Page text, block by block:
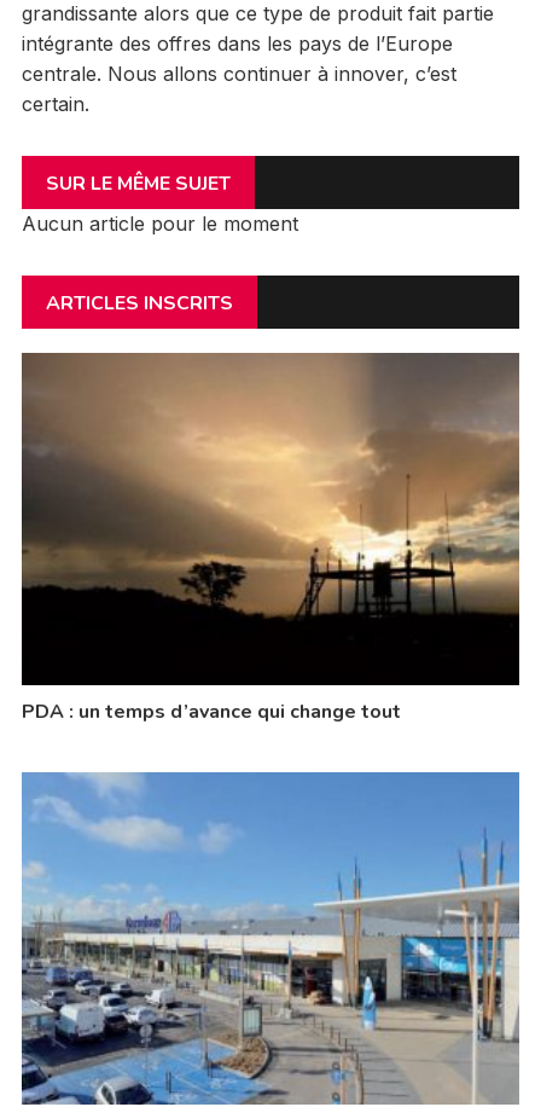
grandissante alors que ce type de produit fait partie
intégrante des offres dans les pays de l’Europe
centrale. Nous allons continuer à innover, c’est
certain.
SUR LE MÊME SUJET
Aucun article pour le moment
ARTICLES INSCRITS
PDA : un temps d’avance qui change tout